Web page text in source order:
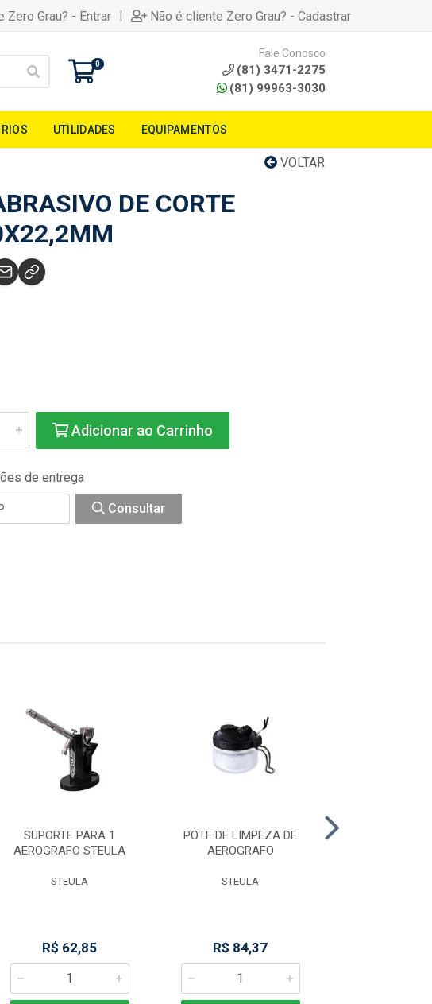
Zero Grau? - Entrar | Não é cliente Zero Grau? - Cadastrar
0
Fale Conosco
(81) 3471-2275
(81) 99963-3030
UTILIDADES EQUIPAMENTOS
VOLTAR
DE CORTE
Adicionar ao Carrinho
de entrega
Consultar
SUPORTE PARA 1
AEROGRAFO STEULA
STEULA
R$ 62,85
POTE DE LIMPEZA DE
AEROGRAFO
STEULA
R$ 84,37